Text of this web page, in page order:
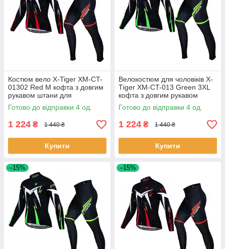
Костюм вело X-Tiger XM-CT-
01302 Red M кофта з довгим
рукавом штани для
велосипедистів 4 шт.
Готово до відправки 4 од.
1 224 ₴ 1 440 ₴
Купити
Велокостюм для чоловіків X-
Тiger XM-CT-013 Green 3XL
кофта з довгим рукавом
штани для велосипедистів 4
шт.
Готово до відправки 4 од.
1 224 ₴ 1 440 ₴
Купити
–15% –15%